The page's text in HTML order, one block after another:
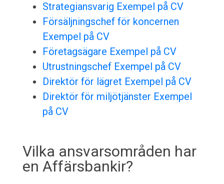
Strategiansvarig Exempel på CV
Försäljningschef för koncernen
Exempel på CV
Företagsägare Exempel på CV
Utrustningschef Exempel på CV
Direktör för lägret Exempel på CV
Direktör för miljötjänster Exempel
på CV
Vilka ansvarsområden har
en Affärsbankir?